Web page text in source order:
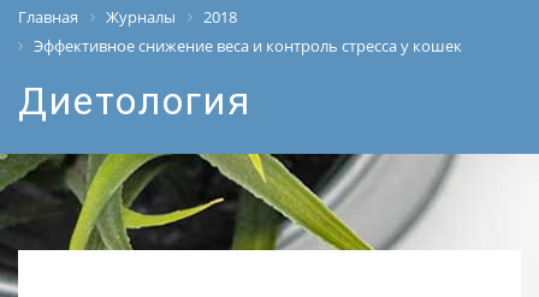
Главная Журналы
2018
Эффективное снижение веса и контроль стресса у кошек
Диетология